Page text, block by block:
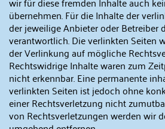
übernehmen. Für die Inhalte der
der jeweilige Anbieter oder Betreiber
verantwortlich. Die verlinkten Seiten
der Verlinkung auf mögliche
Rechtswidrige Inhalte waren zum
nicht erkennbar. Eine permanente
verlinkten Seiten ist jedoch ohne
einer Rechtsverletzung nicht
von Rechtsverletzungen werden wir